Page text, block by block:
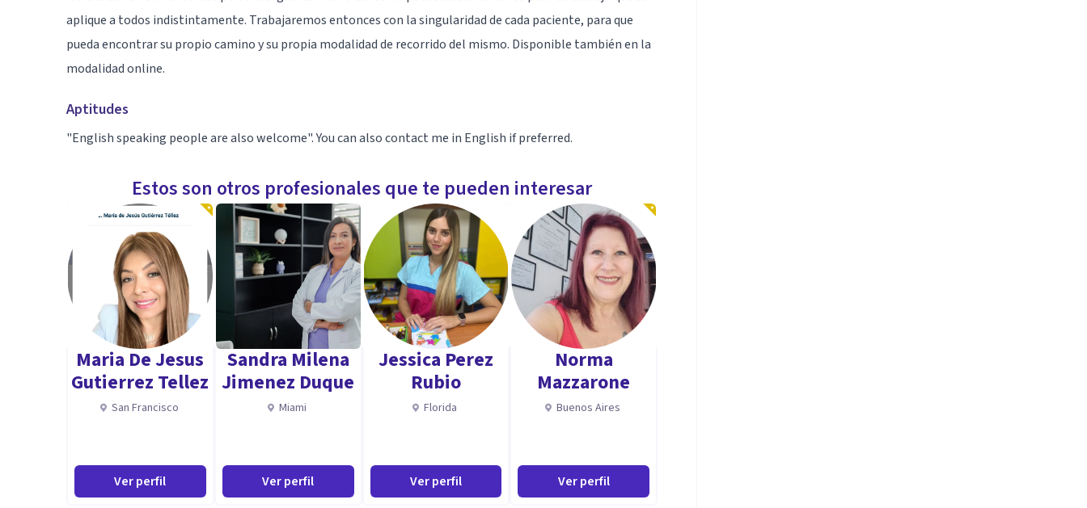
aplique a todos indistintamente. Trabajaremos entonces con la singularidad de cada paciente, para que
pueda encontrar su propio camino y su propia modalidad de recorrido del mismo. Disponible también en la
modalidad online.
Aptitudes
"English speaking people are also welcome". You can also contact me in English if preferred.
Estos son otros profesionales que te pueden interesar
Maria De Jesus
Gutierrez Tellez
San Francisco
Ver perfil
Sandra Milena
Jimenez Duque
Miami
Ver perfil
Jessica Perez
Rubio
Florida
Ver perfil
Norma
Mazzarone
Buenos Aires
Ver perfil